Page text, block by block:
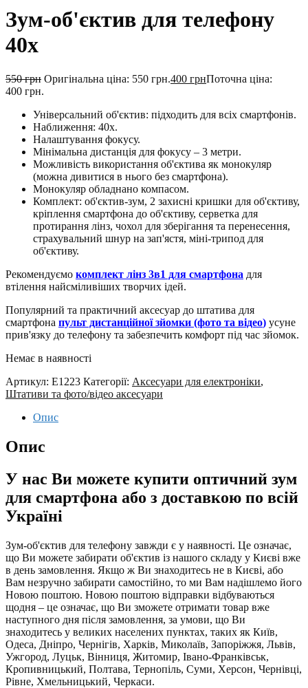
Зум-об'єктив для телефону
40х
550грн Оригінальна ціна: 550 грн.400 грнПоточна ціна:
400 грн.
Універсальний об'єктив: підходить для всіх смартфонів.
Наближення: 40х.
Налаштування фокусу.
Мінімальна дистанція для фокусу – 3 метри.
Можливість використання об'єктива як монокуляр
(можна дивитися в нього без смартфона).
Монокуляр обладнано компасом.
Комплект: об'єктив-зум, 2 захисні кришки для об'єктиву,
кріплення смартфона до об'єктиву, серветка для
протирання лінз, чохол для зберігання та перенесення,
страхувальний шнур на зап'ястя, міні-трипод для
об'єктиву.
Рекомендуємо комплект лінз 3в1 для смартфона для
втілення найсміливіших творчих ідей.
Популярний та практичний аксесуар до штатива для
смартфона пульт дистанційної зйомки (фото та відео) усуне
прив'язку до телефону та забезпечить комфорт під час зйомок.
Немає в наявності
Артикул: E1223 Категорії: Аксесуари для електроніки,
Штативи та фото/відео аксесуари
Опис
Опис
У нас Ви можете купити оптичний зум
для смартфона або з доставкою по всій
Україні
Зум-об'єктив для телефону завжди є у наявності. Це означає,
що Ви можете забирати об'єктив із нашого складу у Києві вже
в день замовлення. Якщо ж Ви знаходитесь не в Києві, або
Вам незручно забирати самостійно, то ми Вам надішлемо його
Новою поштою. Новою поштою відправки відбуваються
щодня – це означає, що Ви зможете отримати товар вже
наступного дня після замовлення, за умови, що Ви
знаходитесь у великих населених пунктах, таких як Київ,
Одеса, Дніпро, Чернігів, Харків, Миколаїв, Запоріжжя, Львів,
Ужгород, Луцьк, Вінниця, Житомир, Івано-Франківськ,
Кропивницький, Полтава, Тернопіль, Суми, Херсон, Чернівці,
Рівне, Хмельницький, Черкаси.